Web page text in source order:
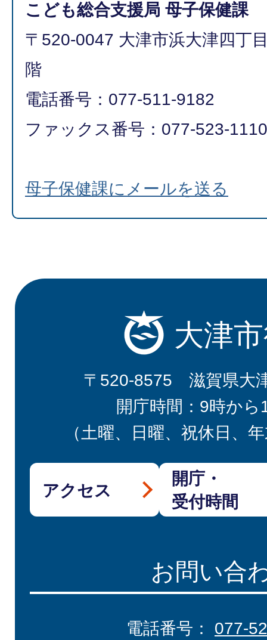
こども総合支援局 母子保健課
〒520-0047 大津市浜大津四丁
階
電話番号：077-511-9182
ファックス番号：077-523-1110
母子保健課にメールを送る
大津
〒520-8575 滋賀県大
開庁時間：9時から
（土曜、日曜、祝休日、
アクセス
開庁・
受付時間
お問い合
電話番号： 077-